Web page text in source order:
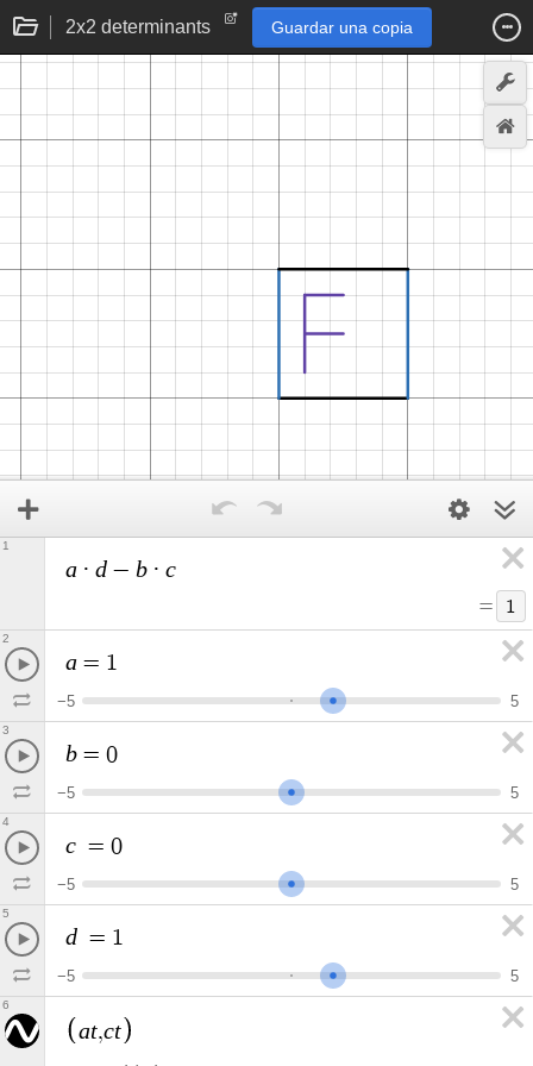
2x2 determinants Guardar una copia
a · d − b · c
= 1
1
a = 1
−5 5
2
b = 0
−5 5
3
c = 0
−5 5
4
d = 1
−5 5
5
at,ct
6